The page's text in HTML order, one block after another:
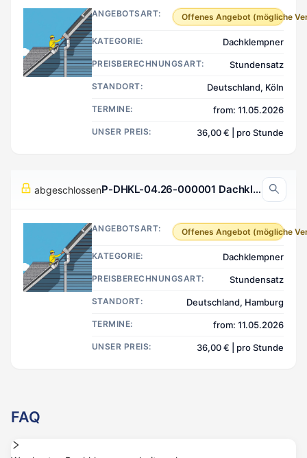
ANGEBOTSART: Offenes Angebot (mögliche
KATEGORIE: Dachklempner
PREISBERECHNUNGSART: Stundensatz
STANDORT: Deutschland, Köln
TERMINE: from: 11.05.2026
UNSER PREIS: 36,00 € | pro Stunde
abgeschlossen P-DHKL-04.26-000001 Dachklempner, Hamburg Deutschland
ANGEBOTSART: Offenes Angebot (mögliche
KATEGORIE: Dachklempner
PREISBERECHNUNGSART: Stundensatz
STANDORT: Deutschland, Hamburg
TERMINE: from: 11.05.2026
UNSER PREIS: 36,00 € | pro Stunde
FAQ